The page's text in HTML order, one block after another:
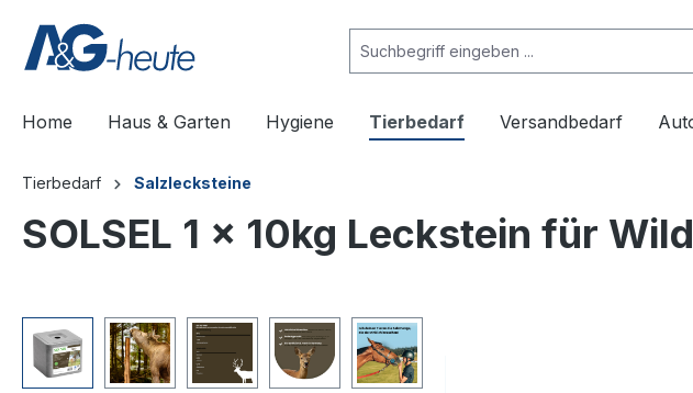
springen
Home Haus & Garten Hygiene Tierbedarf Versandbedarf
Tierbedarf Salzlecksteine
SOLSEL 1 x 10kg Leckstein für Wild